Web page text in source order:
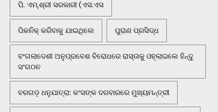
ପି. ଏମ୍.ଶ୍ରୀ ସରକାରୀ (ଏସ.ଏସ
ପିକନିକ୍‌ କରିବାକୁ ଯାଇଥିଲେ ପୁରାଣ ପ୍ରସିଦ୍ଧ
ବଂଗଲାଦେଶୀ ଅନୁପ୍ରବେଶ ବିରୋଧରେ ରାସ୍ତାକୁ ଓହ୍ଲାଇଲେ ହିନ୍ଦୁ
ସଂଗଠନ
ବରଗଡ଼ ଧନୁଯାତ୍ରା: କଂସଙ୍କ ଦରବାରରେ ମୁଖ୍ୟମନ୍ତ୍ରୀ